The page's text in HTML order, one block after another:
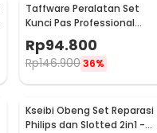
Taffware Peralatan Set
Kunci Pas Professional
Tools 53in1 - CR-V53
Rp94.800
Rp146.90036%
Kseibi Obeng Set Reparasi
Philips dan Slotted 2in1 -